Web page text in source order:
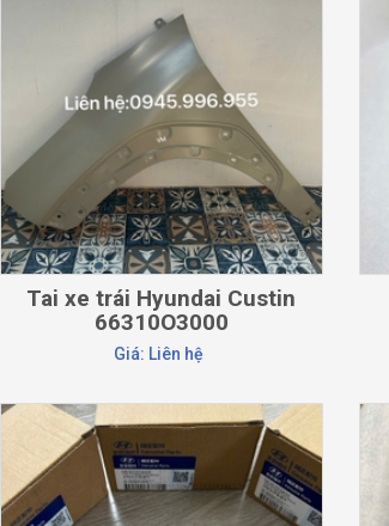
CHI TIẾT
Tai xe trái Hyundai Custin
66310O3000
Giá: Liên hệ
CHI TIẾT